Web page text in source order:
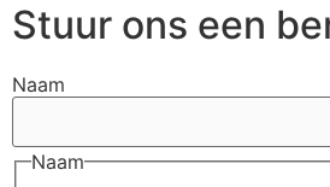
Stuur ons een
Naam
Naam